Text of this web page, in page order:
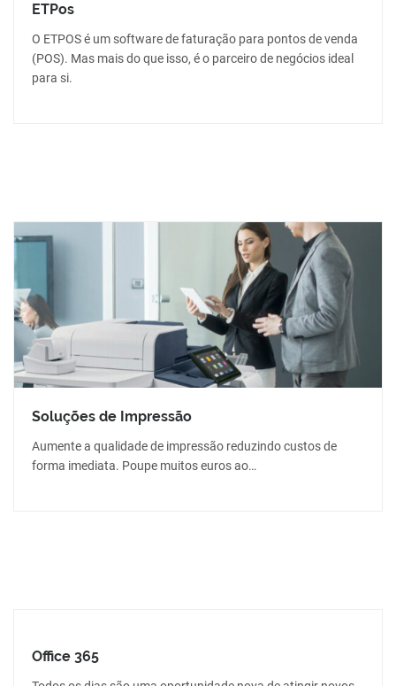
ETPos
O ETPOS é um software de faturação para pontos de venda
(POS). Mas mais do que isso, é o parceiro de negócios ideal
para si.
Soluções de Impressão
Aumente a qualidade de impressão reduzindo custos de
forma imediata. Poupe muitos euros ao…
Office 365